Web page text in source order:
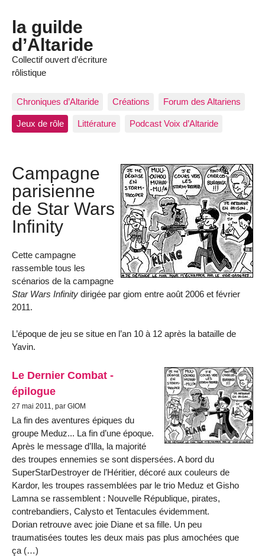
la guilde
d’Altaride
Collectif ouvert d’écriture
rôlistique
Chroniques d’Altaride Créations Forum des Altariens
Jeux de rôle Littérature Podcast Voix d’Altaride
Campagne
parisienne
de Star Wars
Infinity
Cette campagne
rassemble tous les
scénarios de la campagne
Star Wars Infinity dirigée par giom entre août 2006 et février
2011.
L’époque de jeu se situe en l’an 10 à 12 après la bataille de
Yavin.
Le Dernier Combat -
épilogue
27 mai 2011, par GIOM
La fin des aventures épiques du
groupe Meduz... La fin d’une époque.
Après le message d’Illa, la majorité
des troupes ennemies se sont dispersées. A bord du
SuperStarDestroyer de l’Héritier, décoré aux couleurs de
Kardor, les troupes rassemblées par le trio Meduz et Gisho
Lamna se rassemblent : Nouvelle République, pirates,
contrebandiers, Calysto et Tentacules évidemment.
Dorian retrouve avec joie Diane et sa fille. Un peu
traumatisées toutes les deux mais pas plus amochées que
ça (…)